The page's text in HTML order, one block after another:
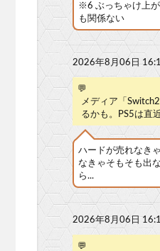
※6 ぶっちゃけ上
も関係ない
2026年8月06日
💬
メディア「
るかも。PS5は直
ハードが売れなき
なきゃそもそも出
ら...
2026年8月06日
💬